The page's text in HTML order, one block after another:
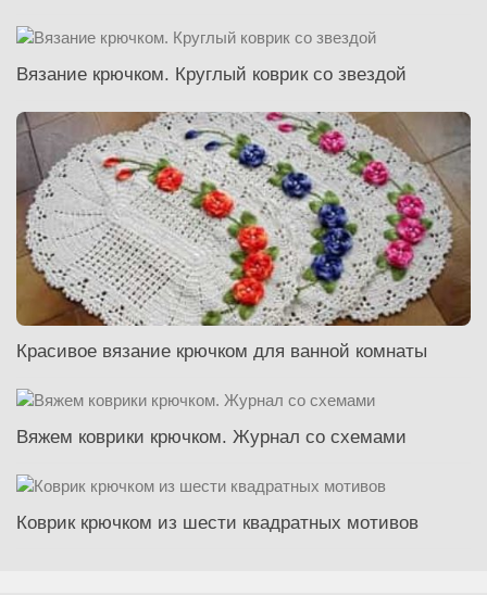
Вязание крючком. Круглый коврик со звездой
Красивое вязание крючком для ванной комнаты
Вяжем коврики крючком. Журнал со схемами
Коврик крючком из шести квадратных мотивов